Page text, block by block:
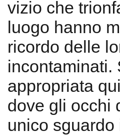
vizio che
luogo hanno
ricordo delle
incontaminati.
appropriata
dove gli occhi
unico